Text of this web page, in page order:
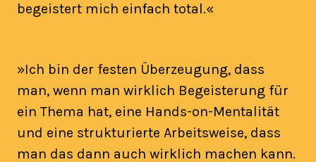
begeistert mich einfach total.«
»Ich bin der festen Überzeugung, dass
man, wenn man wirklich Begeisterung für
ein Thema hat, eine Hands-on-Mentalität
und eine strukturierte Arbeitsweise, dass
man das dann auch wirklich machen kann.